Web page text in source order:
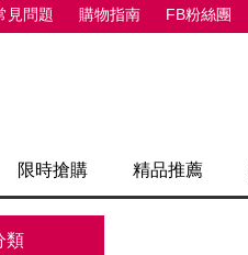
見問題 購物指南 FB粉絲團
限時搶購 精品推薦
類